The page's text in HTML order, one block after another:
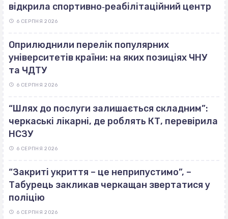
відкрила спортивно‐реабілітаційний центр
6 СЕРПНЯ 2026
Оприлюднили перелік популярних
університетів країни: на яких позиціях ЧНУ
та ЧДТУ
6 СЕРПНЯ 2026
“Шлях до послуги залишається складним”:
черкаські лікарні, де роблять КТ, перевірила
НСЗУ
6 СЕРПНЯ 2026
“Закриті укриття – це неприпустимо”, –
Табурець закликав черкащан звертатися у
поліцію
6 СЕРПНЯ 2026